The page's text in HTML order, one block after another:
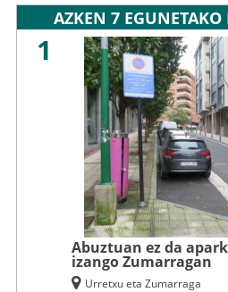
AZKEN 7
1
Abuztuan ez da
izango Zumarragan
Urretxu eta Zumarraga